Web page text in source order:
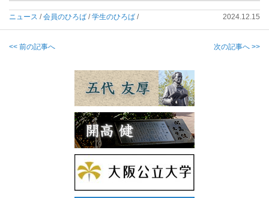
ニュース /会員のひろば /学生のひろば / 2024.12.15
<< 前の記事へ 次の記事へ >>